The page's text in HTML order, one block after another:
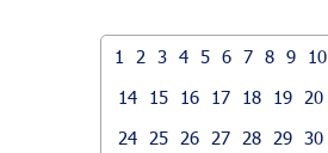
1 2 3 4 5 6 7 8 9 10
14
15 16 17 18 19 20
24
25 26 27 28 29 30